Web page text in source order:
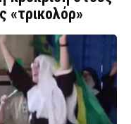
«τρικολόρ»